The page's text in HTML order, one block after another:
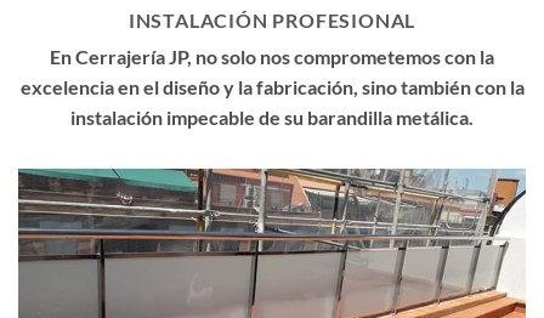
INSTALACIÓN PROFESIONAL
En Cerrajería JP, no solo nos comprometemos con la
excelencia en el diseño y la fabricación, sino también con la
instalación impecable de su barandilla metálica.